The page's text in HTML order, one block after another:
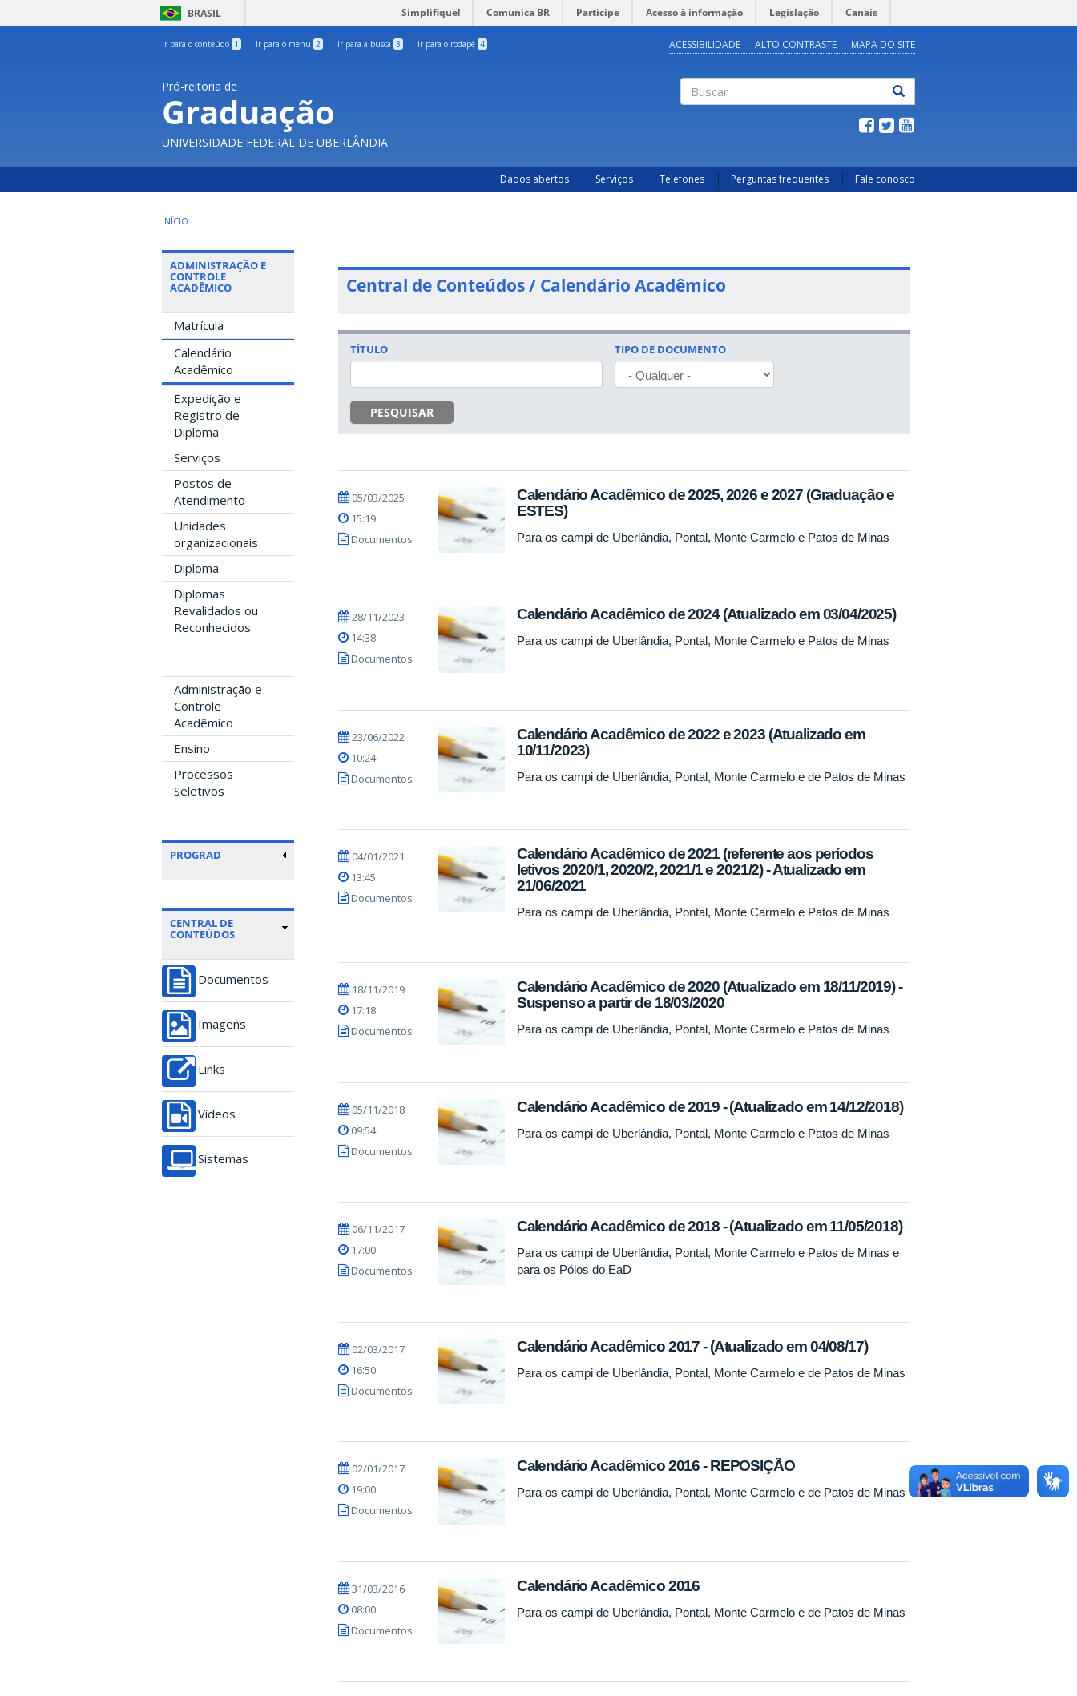
BRASIL Simplifique! Comunica BR Participe Acesso à informação Legislação Canais
Ir para o conteúdo 1 Ir para o menu 2 Ir para a busca 3 Ir para o rodapé 4 ACESSIBILIDADE ALTO CONTRASTE MAPA DO SITE
Pró-reitoria de
Graduação
UNIVERSIDADE FEDERAL DE UBERLÂNDIA
Dados abertos Serviços Telefones Perguntas frequentes Fale conosco
INÍCIO
ADMINISTRAÇÃO E
CONTROLE
ACADÊMICO
Matrícula
Calendário
Acadêmico
Expedição e
Registro de
Diploma
Serviços
Postos de
Atendimento
Unidades
organizacionais
Diploma
Diplomas
Revalidados ou
Reconhecidos
Administração e
Controle
Acadêmico
Ensino
Processos
Seletivos
PROGRAD
CENTRAL DE
CONTEÚDOS
Documentos
Imagens
Links
Vídeos
Sistemas
Central de Conteúdos / Calendário Acadêmico
TÍTULO TIPO DE DOCUMENTO
PESQUISAR
05/03/2025
15:19
Documentos
Calendário Acadêmico de 2025, 2026 e 2027 (Graduação e
ESTES)
Para os campi de Uberlândia, Pontal, Monte Carmelo e Patos de Minas
28/11/2023
14:38
Documentos
Calendário Acadêmico de 2024 (Atualizado em 03/04/2025)
Para os campi de Uberlândia, Pontal, Monte Carmelo e Patos de Minas
23/06/2022
10:24
Documentos
Calendário Acadêmico de 2022 e 2023 (Atualizado em
10/11/2023)
Para os campi de Uberlândia, Pontal, Monte Carmelo e de Patos de Minas
04/01/2021
13:45
Documentos
Calendário Acadêmico de 2021 (referente aos períodos
letivos 2020/1, 2020/2, 2021/1 e 2021/2) - Atualizado em
21/06/2021
Para os campi de Uberlândia, Pontal, Monte Carmelo e Patos de Minas
18/11/2019
17:18
Documentos
Calendário Acadêmico de 2020 (Atualizado em 18/11/2019) -
Suspenso a partir de 18/03/2020
Para os campi de Uberlândia, Pontal, Monte Carmelo e Patos de Minas
05/11/2018
09:54
Documentos
Calendário Acadêmico de 2019 - (Atualizado em 14/12/2018)
Para os campi de Uberlândia, Pontal, Monte Carmelo e Patos de Minas
06/11/2017
17:00
Documentos
Calendário Acadêmico de 2018 - (Atualizado em 11/05/2018)
Para os campi de Uberlândia, Pontal, Monte Carmelo e Patos de Minas e
para os Pólos do EaD
02/03/2017
16:50
Documentos
Calendário Acadêmico 2017 - (Atualizado em 04/08/17)
Para os campi de Uberlândia, Pontal, Monte Carmelo e de Patos de Minas
02/01/2017
19:00
Documentos
Calendário Acadêmico 2016 - REPOSIÇÃO
Para os campi de Uberlândia, Pontal, Monte Carmelo e de Patos de Minas
31/03/2016
08:00
Documentos
Calendário Acadêmico 2016
Para os campi de Uberlândia, Pontal, Monte Carmelo e de Patos de Minas